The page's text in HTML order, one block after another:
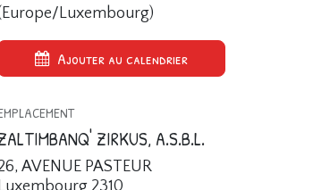
Europe/Luxembourg)
Ajouter au calendrier
ZIRKUS, A.S.B.L.
AVENUE PASTEUR